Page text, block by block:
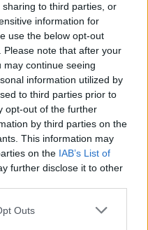
to third parties, or
information for
use the below opt-out
note that after your
continue seeing
information utilized by
to third parties prior to
opt-out of the further
by third parties on the
This information may
on the IAB’s List of
further disclose it to other
Outs
upravil pravidla soutěže.
body i za předcházení